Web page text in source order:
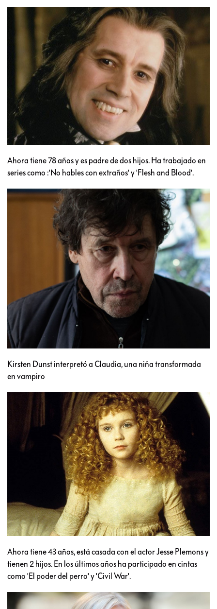
Ahora tiene 78 años y es padre de dos hijos. Ha trabajado en
series como :'No hables con extraños' y 'Flesh and Blood'.
Kirsten Dunst interpretó a Claudia, una niña transformada
en vampiro
Ahora tiene 43 años, está casada con el actor Jesse Plemons y
tienen 2 hijos. En los últimos años ha participado en cintas
como 'El poder del perro' y 'Civil War'.